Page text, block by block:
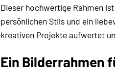
Dieser hochwertige Rahmen
persönlichen Stils und ein
kreativen Projekte aufwertet
Ein Bilderrahmen